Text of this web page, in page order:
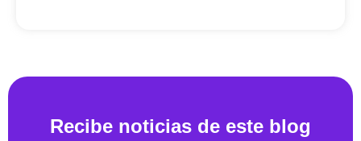
Recibe noticias de este blog